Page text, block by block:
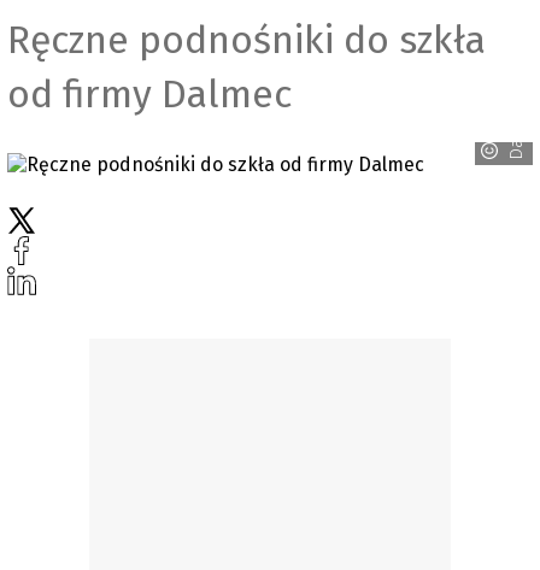
Ręczne podnośniki do szkła
od firmy Dalmec
Dalmec